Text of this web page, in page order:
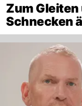
Zum
Schnecken